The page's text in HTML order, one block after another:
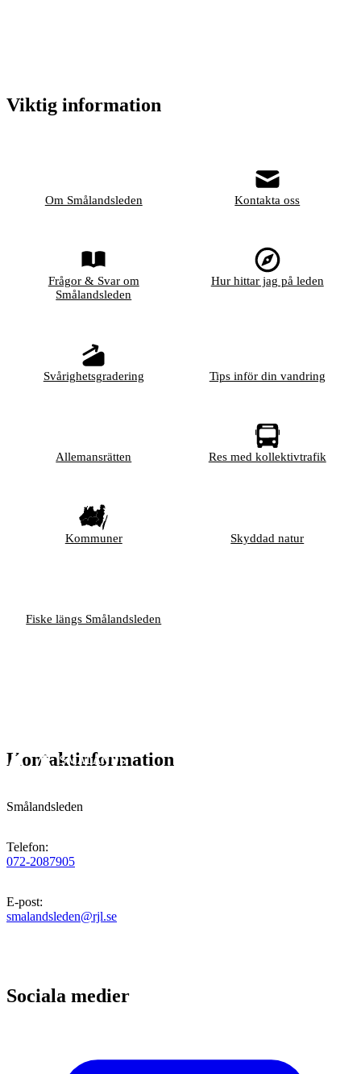
Viktig information
Om Smålandsleden Kontakta oss
Frågor & Svar om
Smålandsleden
Hur hittar jag på leden
Svårighetsgradering Tips inför din vandring
Allemansrätten Res med kollektivtrafik
Kommuner Skyddad natur
Fiske längs Smålandsleden
Kontaktinformation
Smålandsleden
Telefon:
072-2087905
E-post:
smalandsleden@rjl.se
Sociala medier